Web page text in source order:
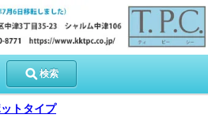
検索
トタイプ